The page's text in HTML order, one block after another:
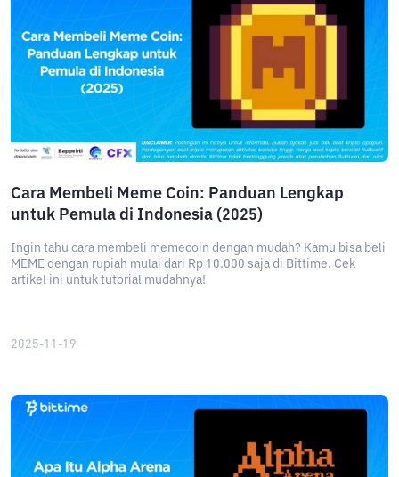
Cara Membeli Meme Coin: Panduan Lengkap
untuk Pemula di Indonesia (2025)
Ingin tahu cara membeli memecoin dengan mudah? Kamu bisa beli
MEME dengan rupiah mulai dari Rp 10.000 saja di Bittime. Cek
artikel ini untuk tutorial mudahnya!
2025-11-19